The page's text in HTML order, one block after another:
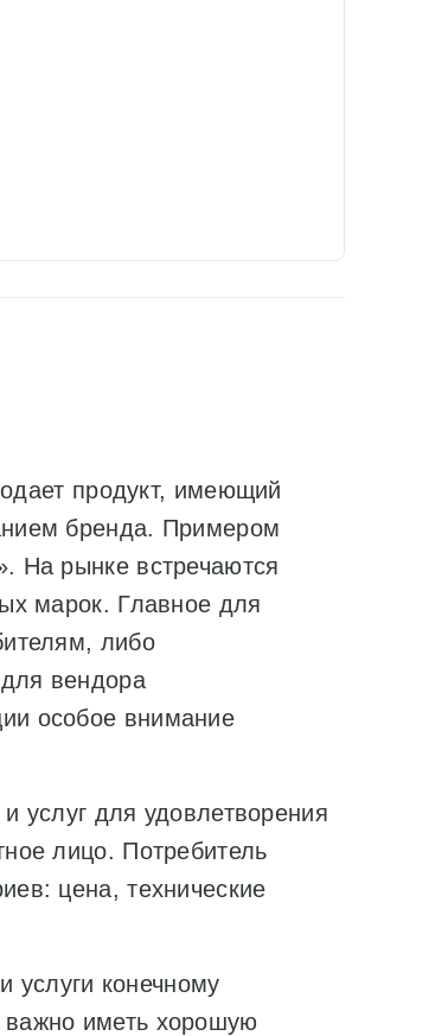
продукт, имеющий
бренда. Примером
На рынке встречаются
марок. Главное для
либо
вендора
особое внимание
для удовлетворения
лицо. Потребитель
цена, технические
конечному
иметь хорошую